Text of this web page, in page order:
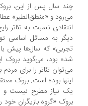
سال پس از این، بروک به
و «منطق‌الطیر» عطار را
نسبت به تئاتر رایج
به مسائل اساسی توجه
که سال‌ها پیش با
بود، می‌گوید بروک این
تئاتر را برای مردم بدل
بوده است. بروک معتقد بود
نیاز مطرح نیست و او